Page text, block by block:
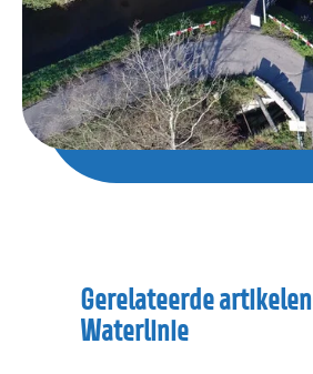
Gerelateerde artikelen
Waterlinie